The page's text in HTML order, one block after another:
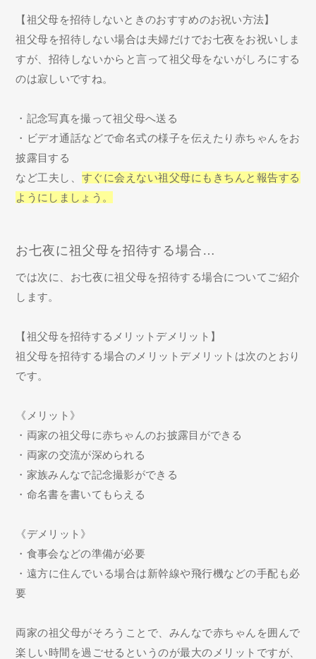
【祖父母を招待しないときのおすすめのお祝い方法】
祖父母を招待しない場合は夫婦だけでお七夜をお祝いしま
すが、招待しないからと言って祖父母をないがしろにする
のは寂しいですね。
・記念写真を撮って祖父母へ送る
・ビデオ通話などで命名式の様子を伝えたり赤ちゃんをお
披露目する
など工夫し、 すぐに会えない祖父母にもきちんと報告する
ようにしましょう。
お七夜に祖父母を招待する場合…
では次に、お七夜に祖父母を招待する場合についてご紹介
します。
【祖父母を招待するメリットデメリット】
祖父母を招待する場合のメリットデメリットは次のとおり
です。
《メリット》
・両家の祖父母に赤ちゃんのお披露目ができる
・両家の交流が深められる
・家族みんなで記念撮影ができる
・命名書を書いてもらえる
《デメリット》
・食事会などの準備が必要
・遠方に住んでいる場合は新幹線や飛行機などの手配も必
要
両家の祖父母がそろうことで、みんなで赤ちゃんを囲んで
楽しい時間を過ごせるというのが最大のメリットですが、